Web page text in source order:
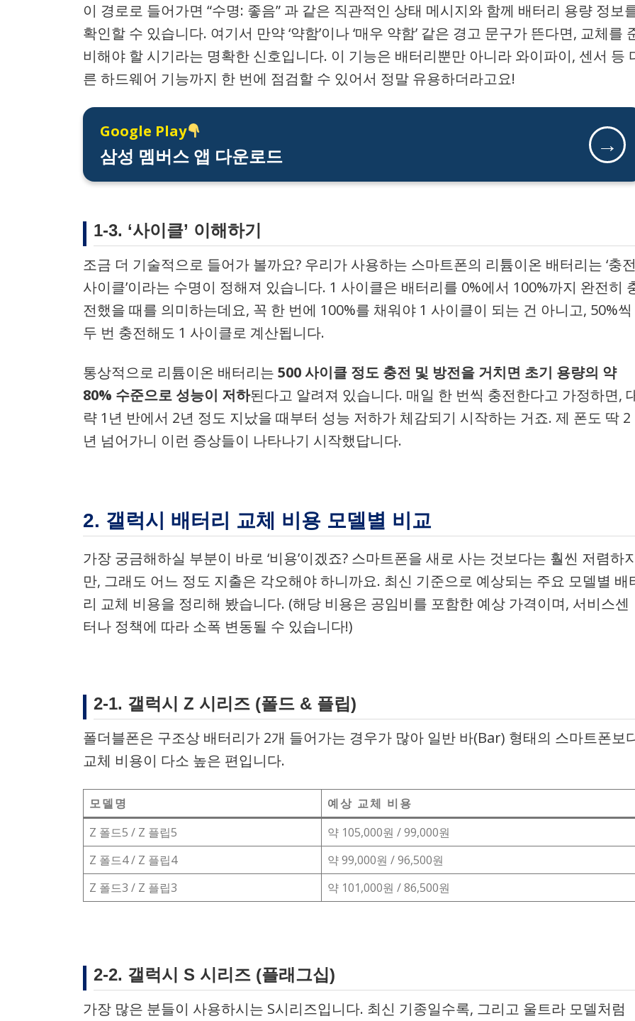
이 경로로 들어가면 “수명: 좋음” 과 같은 직관적인 상태 메시지와 함께 배터리 용량 정보
확인할 수 있습니다. 여기서 만약 ‘약함’이나 ‘매우 약함’ 같은 경고 문구가 뜬다면, 교체를
비해야 할 시기라는 명확한 신호입니다. 이 기능은 배터리뿐만 아니라 와이파이, 센서 등
른 하드웨어 기능까지 한 번에 점검할 수 있어서 정말 유용하더라고요!
Google Play
삼성 멤버스 앱 다운로드 →
1-3. ‘사이클’ 이해하기
조금 더 기술적으로 들어가 볼까요? 우리가 사용하는 스마트폰의 리튬이온 배터리는 ‘충
사이클’이라는 수명이 정해져 있습니다. 1 사이클은 배터리를 0%에서 100%까지 완전히
전했을 때를 의미하는데요, 꼭 한 번에 100%를 채워야 1 사이클이 되는 건 아니고, 50%씩
두 번 충전해도 1 사이클로 계산됩니다.
통상적으로 리튬이온 배터리는 500 사이클 정도 충전 및 방전을 거치면 초기 용량의 약
80% 수준으로 성능이 저하된다고 알려져 있습니다. 매일 한 번씩 충전한다고 가정하면,
략 1년 반에서 2년 정도 지났을 때부터 성능 저하가 체감되기 시작하는 거죠. 제 폰도 딱 2
년 넘어가니 이런 증상들이 나타나기 시작했답니다.
2. 갤럭시 배터리 교체 비용 모델별 비교
가장 궁금해하실 부분이 바로 ‘비용’이겠죠? 스마트폰을 새로 사는 것보다는 훨씬 저렴하
만, 그래도 어느 정도 지출은 각오해야 하니까요. 최신 기준으로 예상되는 주요 모델별 배
리 교체 비용을 정리해 봤습니다. (해당 비용은 공임비를 포함한 예상 가격이며, 서비스센
터나 정책에 따라 소폭 변동될 수 있습니다!)
2-1. 갤럭시 Z 시리즈 (폴드 & 플립)
폴더블폰은 구조상 배터리가 2개 들어가는 경우가 많아 일반 바(Bar) 형태의 스마트폰보
교체 비용이 다소 높은 편입니다.
모델명
예상 교체 비용
Z 폴드5 / Z 플립5
약 105,000원 / 99,000원
Z 폴드4 / Z 플립4
약 99,000원 / 96,500원
Z 폴드3 / Z 플립3
약 101,000원 / 86,500원
2-2. 갤럭시 S 시리즈 (플래그십)
가장 많은 분들이 사용하시는 S시리즈입니다. 최신 기종일수록, 그리고 울트라 모델처럼